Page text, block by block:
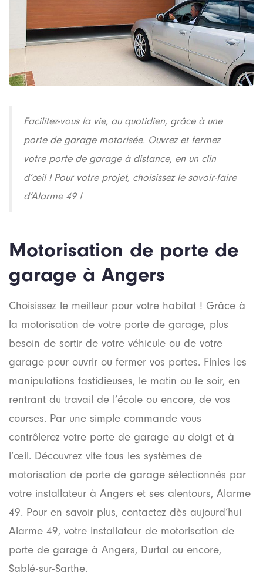
Facilitez-vous la vie, au quotidien, grâce à une
porte de garage motorisée. Ouvrez et fermez
votre porte de garage à distance, en un clin
d’œil ! Pour votre projet, choisissez le savoir-faire
d’Alarme 49 !
Motorisation de porte de
garage à Angers
Choisissez le meilleur pour votre habitat ! Grâce à
la motorisation de votre porte de garage, plus
besoin de sortir de votre véhicule ou de votre
garage pour ouvrir ou fermer vos portes. Finies les
manipulations fastidieuses, le matin ou le soir, en
rentrant du travail de l’école ou encore, de vos
courses. Par une simple commande vous
contrôlerez votre porte de garage au doigt et à
l’œil. Découvrez vite tous les systèmes de
motorisation de porte de garage sélectionnés par
votre installateur à Angers et ses alentours, Alarme
49. Pour en savoir plus, contactez dès aujourd’hui
Alarme 49, votre installateur de motorisation de
porte de garage à Angers, Durtal ou encore,
Sablé-sur-Sarthe.